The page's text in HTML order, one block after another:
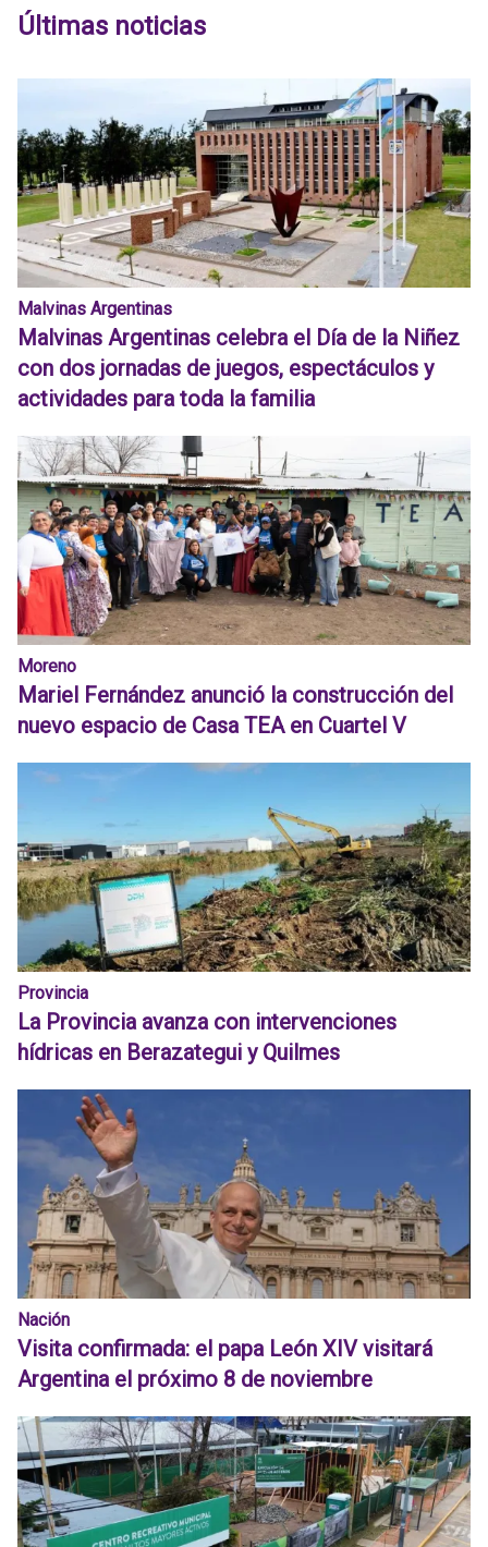
Últimas noticias
Malvinas Argentinas
Malvinas Argentinas celebra el Día de la Niñez
con dos jornadas de juegos, espectáculos y
actividades para toda la familia
Moreno
Mariel Fernández anunció la construcción del
nuevo espacio de Casa TEA en Cuartel V
Provincia
La Provincia avanza con intervenciones
hídricas en Berazategui y Quilmes
Nación
Visita confirmada: el papa León XIV visitará
Argentina el próximo 8 de noviembre